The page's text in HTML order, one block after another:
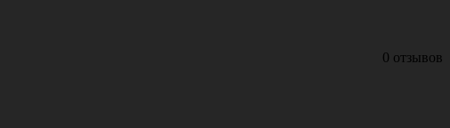
0 отзывов